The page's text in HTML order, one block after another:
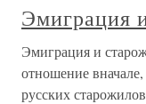
Эмиграция
Эмиграция и
отношение
русских